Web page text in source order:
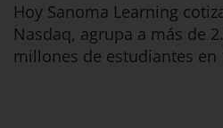
Hoy Sanoma Learning
Nasdaq, agrupa a más de
millones de estudiantes en